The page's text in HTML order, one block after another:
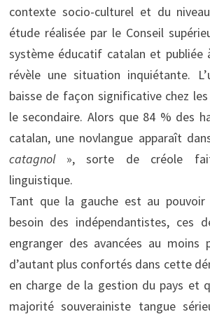
contexte socio-culturel et du
étude réalisée par le Conseil
système éducatif catalan et publiée
révèle une situation inquiétante.
baisse de façon significative chez
le secondaire. Alors que 84 % des
catalan, une novlangue apparaît
catagnol», sorte de créole fait
linguistique.
Tant que la gauche est au
besoin des indépendantistes, ces
engranger des avancées au moins
d’autant plus confortés dans cette
en charge de la gestion du pays et
majorité souverainiste tangue